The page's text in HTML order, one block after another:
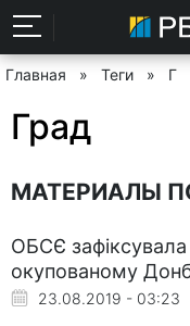
Главная » Теги » Г
Град
МАТЕРИАЛЫ
ОБСЄ зафіксувала
окупованому
23.08.2019 - 03:23